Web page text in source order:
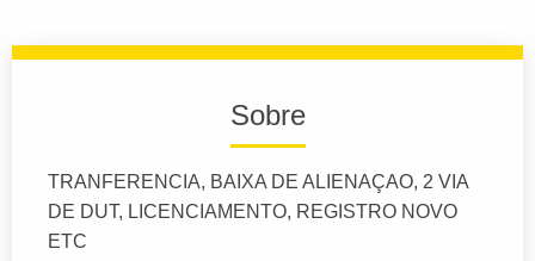
Sobre
TRANFERENCIA, BAIXA DE ALIENAÇAO, 2 VIA
DE DUT, LICENCIAMENTO, REGISTRO NOVO
ETC